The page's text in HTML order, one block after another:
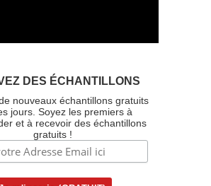
DES ÉCHANTILLONS
nouveaux échantillons gratuits
jours. Soyez les premiers à
et à recevoir des échantillons
gratuits !